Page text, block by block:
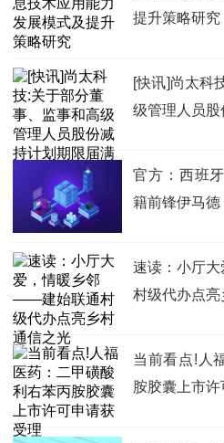
提升策略研究
[快讯]尚太科
级管理人员
官方：西班
籍前锋伊马德
速读：小厅
村级代办点
当前看点!人
胺胶囊上市